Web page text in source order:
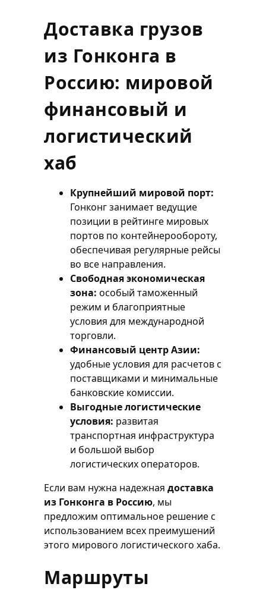
Доставка грузов
из Гонконга в
Россию: мировой
финансовый и
логистический
хаб
Крупнейший мировой порт:
Гонконг занимает ведущие
позиции в рейтинге мировых
портов по контейнерообороту,
обеспечивая регулярные рейсы
во все направления.
Свободная экономическая
зона: особый таможенный
режим и благоприятные
условия для международной
торговли.
Финансовый центр Азии:
удобные условия для расчетов с
поставщиками и минимальные
банковские комиссии.
Выгодные логистические
условия: развитая
транспортная инфраструктура
и большой выбор
логистических операторов.
Если вам нужна надежная доставка
из Гонконга в Россию, мы
предложим оптимальное решение с
использованием всех преимушений
этого мирового логистического хаба.
Маршруты